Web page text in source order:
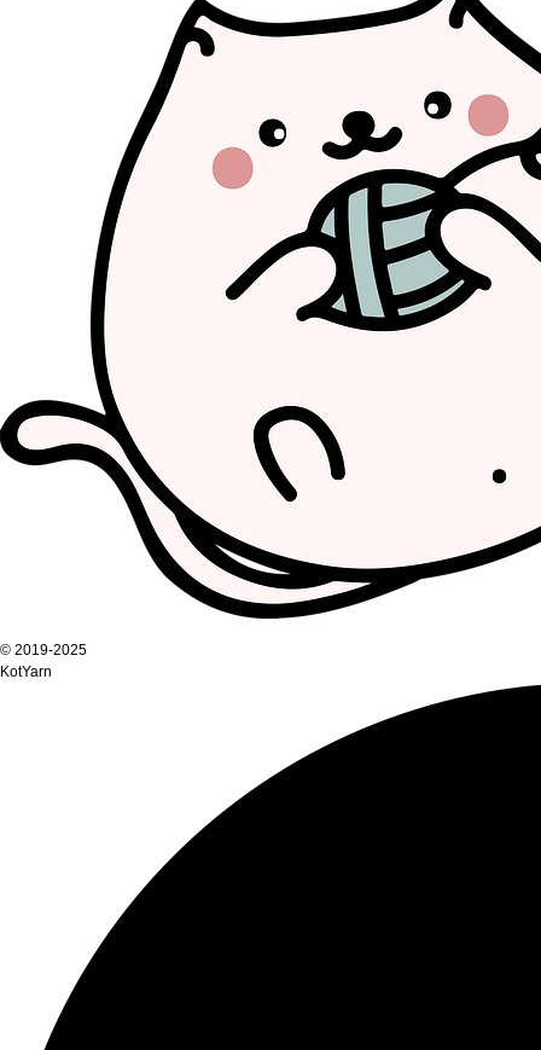
© 2019-2025
KotYarn